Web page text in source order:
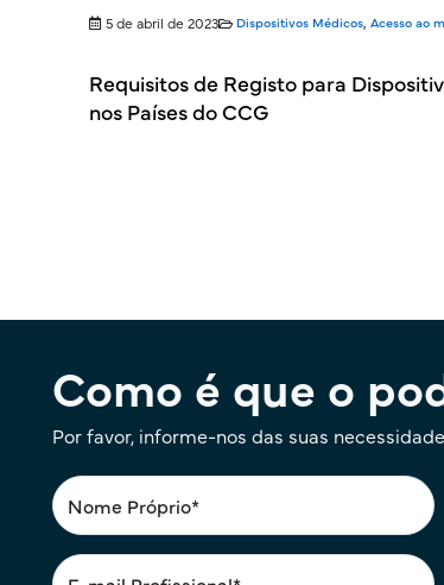
5 de abril de 2023 Dispositivos Médicos, Acesso ao
Requisitos de Registo para
nos Países do CCG
Como é que o
Por favor, informe-nos das suas